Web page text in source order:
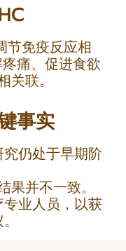
节免疫反应相
痛、促进食欲
关联。
事实
仍处于早期阶
并不一致。
业人员，以获